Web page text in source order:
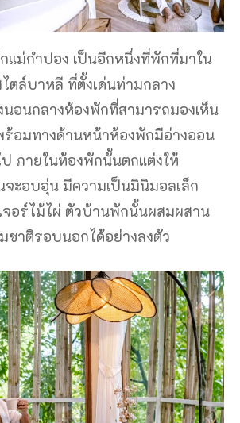
แม่กำปอง เป็นอีกหนึ่งที่พักที่มาใน
ล์บาหลี ที่ตั้งเด่นท่ามกลาง
นอนกลางห้องพักที่สามารถมองเห็น
ร้อมทางด้านหน้าห้องพักมีอ่างออน
ป ภายในห้องพักนั้นตกแต่งให้
ะอบอุ่น มีความเป็นมินิมอลเล็ก
จอร์ไม้ไผ่ ตัวบ้านพักนั้นผสมผสาน
าติรอบนอกได้อย่างลงตัว